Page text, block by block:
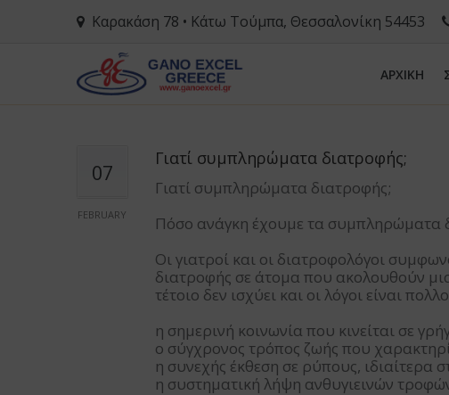
Καρακάση 78 • Κάτω Τούμπα, Θεσσαλονίκη 54453
ΑΡΧΙΚΗ
07
FEBRUARY
Γιατί συμπληρώματα διατροφής;
Γιατί συμπληρώματα διατροφής;
Πόσο ανάγκη έχουμε τα συμπληρώματα
Οι γιατροί και οι διατροφολόγοι
διατροφής σε άτομα που ακολουθούν
τέτοιο δεν ισχύει και οι λόγοι είναι
η σημερινή κοινωνία που κινείται σε
ο σύγχρονος τρόπος ζωής που
η συνεχής έκθεση σε ρύπους, ιδιαίτερα
η συστηματική λήψη ανθυγιεινών